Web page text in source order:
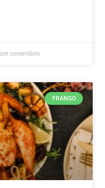
comentário
FRANGO